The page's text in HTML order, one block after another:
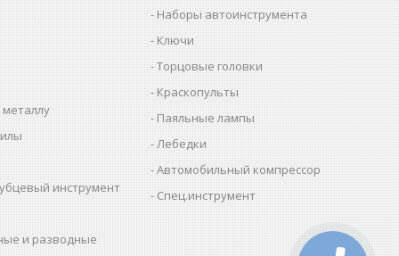
инструмент
и разводные
Наборы автоинструмента
Ключи
Торцовые головки
Краскопульты
Паяльные лампы
Лебедки
Автомобильный компрессор
Спец.инструмент